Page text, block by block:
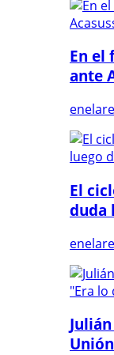
En el
ante
El
duda